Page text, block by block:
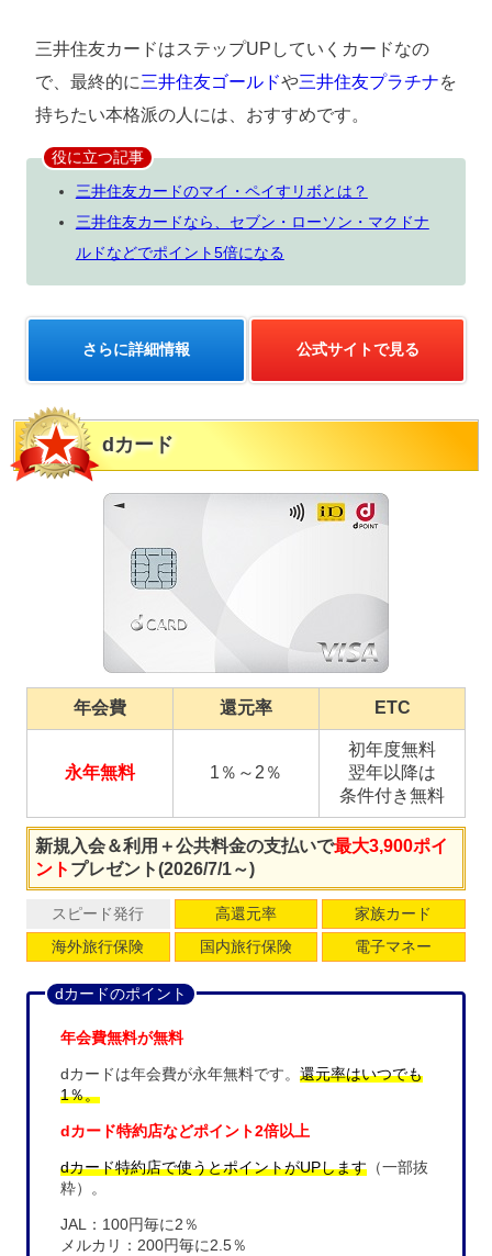
三井住友カードはステップUPしていくカードなの
で、最終的に三井住友ゴールドや三井住友プラチナを
持ちたい本格派の人には、おすすめです。
役に立つ記事
三井住友カードのマイ・ペイすリボとは？
三井住友カードなら、セブン・ローソン・マクドナ
ルドなどでポイント5倍になる
さらに詳細情報 公式サイトで見る
dカード
年会費 還元率 ETC
永年無料 1％～2％
初年度無料
翌年以降は
条件付き無料
新規入会＆利用＋公共料金の支払いで最大3,900ポイ
ント プレゼント(2026/7/1～)
スピード発行 高還元率
家族カード
海外旅行保険
国内旅行保険 電子マネー
dカードのポイント
年会費無料が無料
dカードは年会費が永年無料です。 還元率はいつでも
1％。
dカード特約店などポイント2倍以上
dカード特約店で使うとポイントがUPします（一部抜
粋）。
JAL：100円毎に2％
メルカリ：200円毎に2.5％